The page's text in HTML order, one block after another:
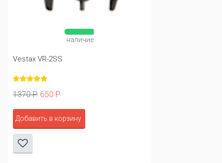
наличие
Vestax VR-2SS
1370 Р 650 Р
Добавить в корзину